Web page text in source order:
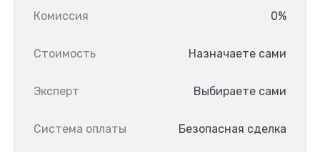
Комиссия 0%
Стоимость Назначаете сами
Эксперт Выбираете сами
Система оплаты Безопасная сделка